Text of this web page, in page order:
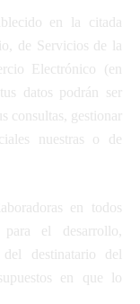
en la citada
de Servicios de la
Electrónico (en
datos podrán ser
consultas, gestionar
nuestras o de
en todos
el desarrollo,
destinatario del
en que lo